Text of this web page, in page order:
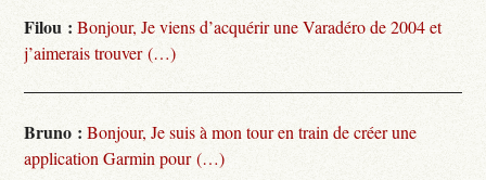
Filou : Bonjour, Je viens d’acquérir une Varadéro de 2004 et
j’aimerais trouver (…)
Bruno : Bonjour, Je suis à mon tour en train de créer une
application Garmin pour (…)